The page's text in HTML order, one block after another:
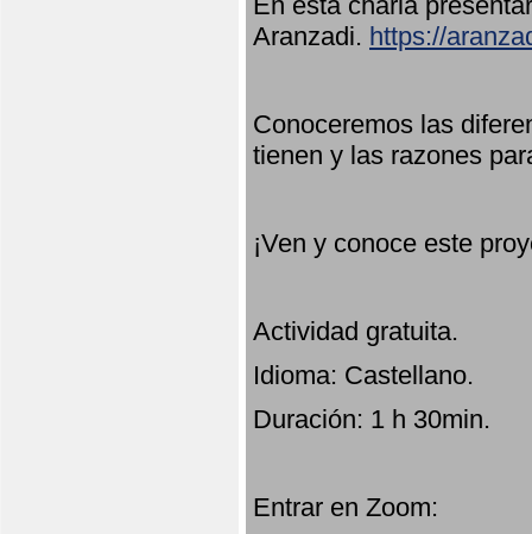
Aranzadi. https://
Conoceremos las
tienen y las razones
¡Ven y conoce este
Actividad gratuita.
Idioma: Castellano.
Duración: 1 h 30min.
Entrar en Zoom: